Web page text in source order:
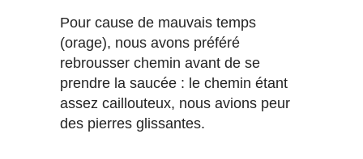
Pour cause de mauvais temps
(orage), nous avons préféré
rebrousser chemin avant de se
prendre la saucée : le chemin étant
assez caillouteux, nous avions peur
des pierres glissantes.